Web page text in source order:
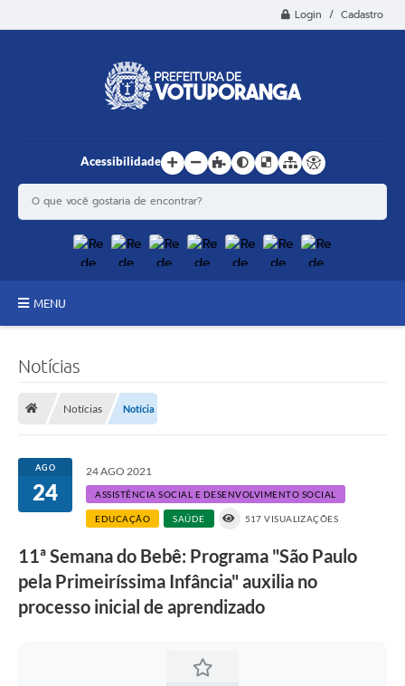
Login / Cadastro
Acessibilidade
MENU
A História
Notícias
Diário Oficial
Prestação de Contas
Notícias
Notícias Notícia
AGO
24
24 AGO 2021
ASSISTÊNCIA SOCIAL E DESENVOLVIMENTO SOCIAL
EDUCAÇÃO SAÚDE 517 VISUALIZAÇÕES
11ª Semana do Bebê: Programa "São Paulo
pela Primeiríssima Infância" auxilia no
processo inicial de aprendizado